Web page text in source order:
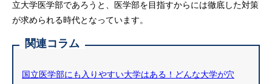
立大学医学部であろうと、医学部を目指すからには徹底した対策
が求められる時代となっています。
関連コラム
国立医学部にも入りやすい大学はある！どんな大学が穴